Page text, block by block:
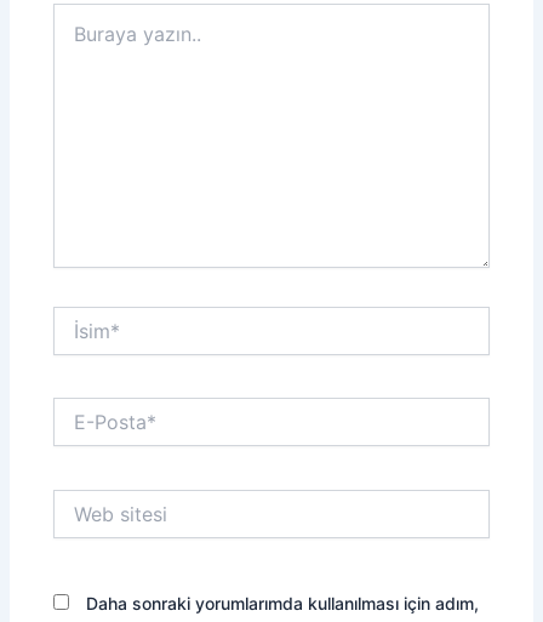
yazın..
İsim*
Posta*
sitesi
Daha sonraki yorumlarımda kullanılması için adım,